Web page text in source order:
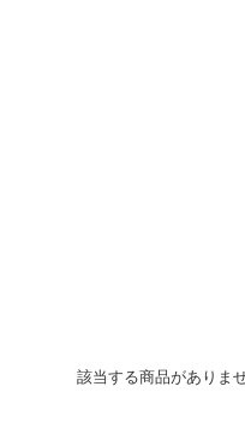
該当する商品がありませ